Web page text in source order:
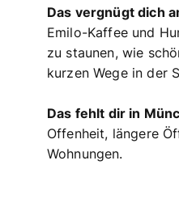
Das vergnügt dich
Emilo-Kaffee und
zu staunen, wie
kurzen Wege in der
Das fehlt dir in
Offenheit, längere
Wohnungen.